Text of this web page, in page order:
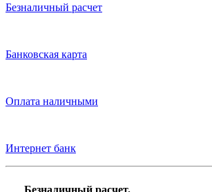
Безналичный расчет
Банковская карта
Оплата наличными
Интернет банк
Безналичный расчет.